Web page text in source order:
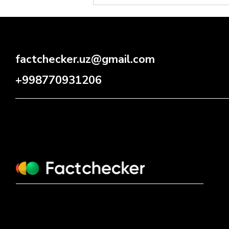
factchecker.uz@gmail.com
+998770931206